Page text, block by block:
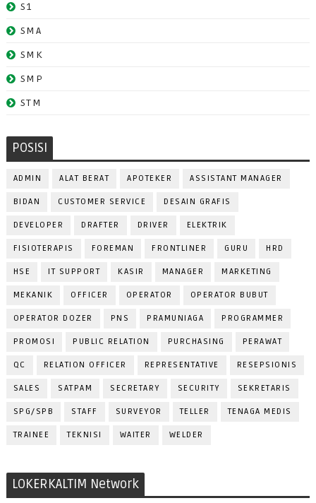
S1
SMA
SMK
SMP
STM
POSISI
ADMIN ALAT BERAT APOTEKER ASSISTANT MANAGER
BIDAN CUSTOMER SERVICE DESAIN GRAFIS
DEVELOPER DRAFTER DRIVER ELEKTRIK
FISIOTERAPIS FOREMAN FRONTLINER GURU HRD
HSE IT SUPPORT KASIR MANAGER MARKETING
MEKANIK OFFICER OPERATOR OPERATOR BUBUT
OPERATOR DOZER PNS PRAMUNIAGA PROGRAMMER
PROMOSI PUBLIC RELATION PURCHASING PERAWAT
QC RELATION OFFICER REPRESENTATIVE RESEPSIONIS
SALES SATPAM SECRETARY SECURITY SEKRETARIS
SPG/SPB STAFF SURVEYOR TELLER TENAGA MEDIS
TRAINEE TEKNISI WAITER WELDER
LOKERKALTIM Network